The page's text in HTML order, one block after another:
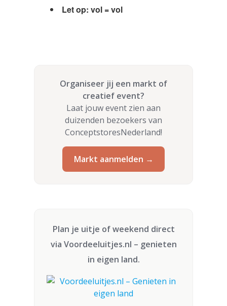
Let op: vol = vol
Organiseer jij een markt of
creatief event?
Laat jouw event zien aan
duizenden bezoekers van
ConceptstoresNederland!
Markt aanmelden →
Plan je uitje of weekend direct
via Voordeeluitjes.nl – genieten
in eigen land.